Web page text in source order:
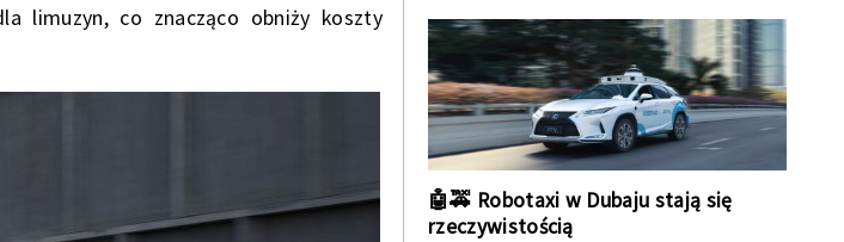
limuzyn, co znacząco obniży koszty
🤖🚕 Robotaxi w Dubaju stają się
rzeczywistością